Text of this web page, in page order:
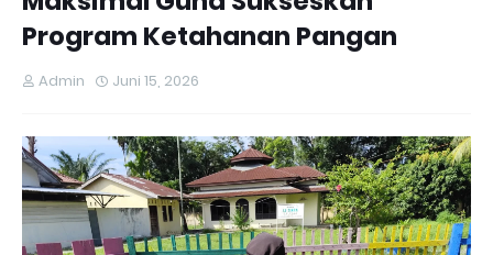
Program Ketahanan Pangan
Admin Juni 15, 2026